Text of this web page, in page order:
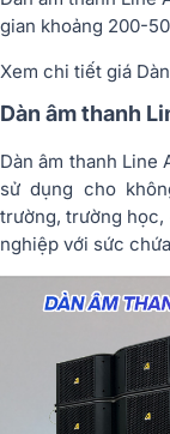
gian khoảng 200-
Xem chi tiết giá
Dàn âm thanh
Dàn âm thanh Line
sử dụng cho
trường, trường
nghiệp với sức